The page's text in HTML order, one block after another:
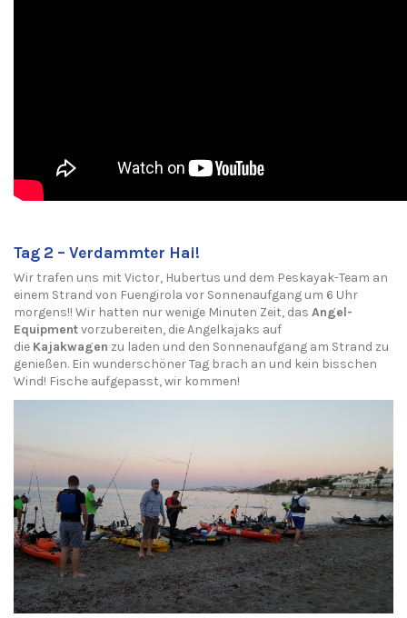
Tag 2 – Verdammter Hai!
Wir trafen uns mit Victor, Hubertus und dem Peskayak-Team an
einem Strand von Fuengirola vor Sonnenaufgang um 6 Uhr
morgens!! Wir hatten nur wenige Minuten Zeit, das Angel-
Equipmentvorzubereiten, die Angelkajaks auf
die Kajakwagen zu laden und den Sonnenaufgang am Strand zu
genießen. Ein wunderschöner Tag brach an und kein bisschen
Wind! Fische aufgepasst, wir kommen!